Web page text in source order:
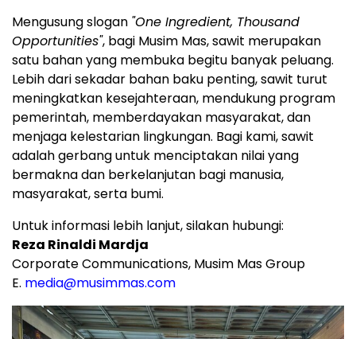
Mengusung slogan "One Ingredient, Thousand
Opportunities", bagi Musim Mas, sawit merupakan
satu bahan yang membuka begitu banyak peluang.
Lebih dari sekadar bahan baku penting, sawit turut
meningkatkan kesejahteraan, mendukung program
pemerintah, memberdayakan masyarakat, dan
menjaga kelestarian lingkungan. Bagi kami, sawit
adalah gerbang untuk menciptakan nilai yang
bermakna dan berkelanjutan bagi manusia,
masyarakat, serta bumi.
Untuk informasi lebih lanjut, silakan hubungi:
Reza Rinaldi Mardja
Corporate Communications, Musim Mas Group
E. media@musimmas.com